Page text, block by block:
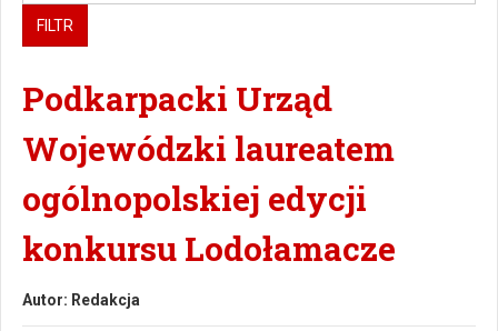
FILTR
Podkarpacki Urząd
Wojewódzki laureatem
ogólnopolskiej edycji
konkursu Lodołamacze
Autor: Redakcja